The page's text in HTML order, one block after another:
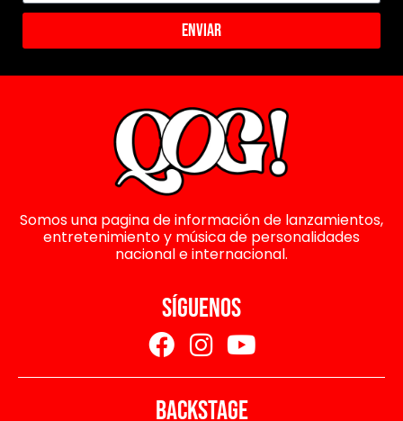
Enviar
Somos una pagina de información de lanzamientos,
entretenimiento y música de personalidades
nacional e internacional.
SÍGUENOS
BACKSTAGE